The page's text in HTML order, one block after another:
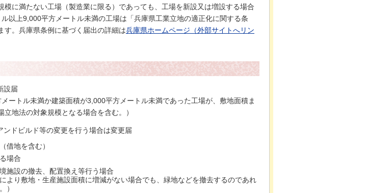
模に満たない工場（製造業に限る）であっても、工場を新設又は増設する場合
以上9,000平方メートル未満の工場は「兵庫県工業立地の適正化に関する条
す。兵庫県条例に基づく届出の詳細は兵庫県ホームページ（外部サイトへリン
設届
メートル未満か建築面積が3,000平方メートル未満であった工場が、敷地面積ま
地法の対象規模となる場合を含む。）
ドビルド等の変更を行う場合は変更届
借地を含む）
場合
施設の撤去、配置換え等行う場合
より敷地・生産施設面積に増減がない場合でも、緑地などを撤去するのであれ
）